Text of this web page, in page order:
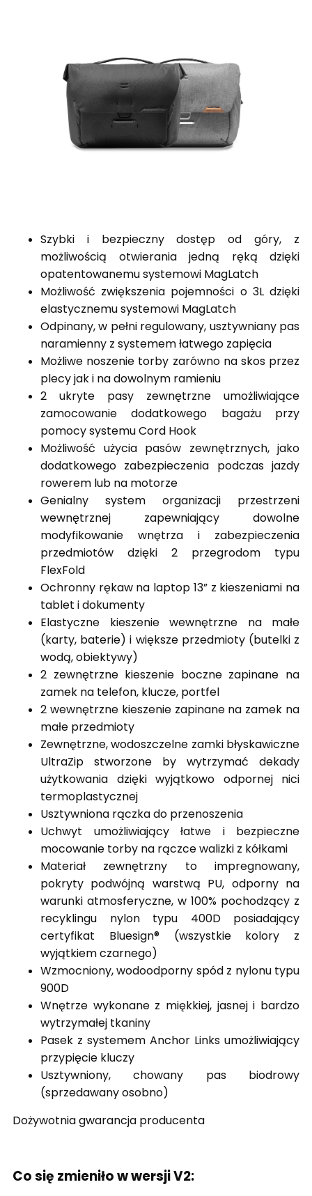
Szybki i bezpieczny dostęp od góry, z
możliwością otwierania jedną ręką dzięki
opatentowanemu systemowi MagLatch
Możliwość zwiększenia pojemności o 3L dzięki
elastycznemu systemowi MagLatch
Odpinany, w pełni regulowany, usztywniany pas
naramienny z systemem łatwego zapięcia
Możliwe noszenie torby zarówno na skos przez
plecy jak i na dowolnym ramieniu
2 ukryte pasy zewnętrzne umożliwiające
zamocowanie dodatkowego bagażu przy
pomocy systemu Cord Hook
Możliwość użycia pasów zewnętrznych, jako
dodatkowego zabezpieczenia podczas jazdy
rowerem lub na motorze
Genialny system organizacji przestrzeni
wewnętrznej zapewniający dowolne
modyfikowanie wnętrza i zabezpieczenia
przedmiotów dzięki 2 przegrodom typu
FlexFold
Ochronny rękaw na laptop 13” z kieszeniami na
tablet i dokumenty
Elastyczne kieszenie wewnętrzne na małe
(karty, baterie) i większe przedmioty (butelki z
wodą, obiektywy)
2 zewnętrzne kieszenie boczne zapinane na
zamek na telefon, klucze, portfel
2 wewnętrzne kieszenie zapinane na zamek na
małe przedmioty
Zewnętrzne, wodoszczelne zamki błyskawiczne
UltraZip stworzone by wytrzymać dekady
użytkowania dzięki wyjątkowo odpornej nici
termoplastycznej
Usztywniona rączka do przenoszenia
Uchwyt umożliwiający łatwe i bezpieczne
mocowanie torby na rączce walizki z kółkami
Materiał zewnętrzny to impregnowany,
pokryty podwójną warstwą PU, odporny na
warunki atmosferyczne, w 100% pochodzący z
recyklingu nylon typu 400D posiadający
certyfikat Bluesign® (wszystkie kolory z
wyjątkiem czarnego)
Wzmocniony, wodoodporny spód z nylonu typu
900D
Wnętrze wykonane z miękkiej, jasnej i bardzo
wytrzymałej tkaniny
Pasek z systemem Anchor Links umożliwiający
przypięcie kluczy
Usztywniony, chowany pas biodrowy
(sprzedawany osobno)
Dożywotnia gwarancja producenta
Co się zmieniło w wersji V2: